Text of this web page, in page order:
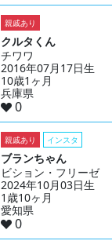
親戚あり
クルタくん
チワワ
2016年07月17日生
10歳1ヶ月
兵庫県
0
親戚あり インスタ
ブランちゃん
ビション・フリーゼ
2024年10月03日生
1歳10ヶ月
愛知県
0